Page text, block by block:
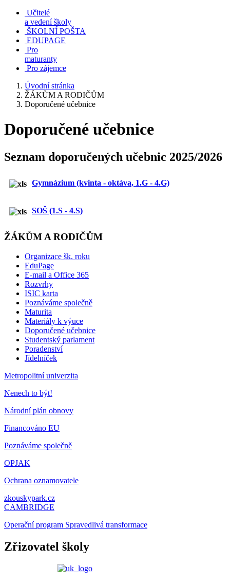
Učitelé
a vedení školy
ŠKOLNÍ POŠTA
EDUPAGE
Pro
maturanty
Pro zájemce
Úvodní stránka
ŽÁKŮM A RODIČŮM
Doporučené učebnice
Doporučené učebnice
Seznam doporučených učebnic 2025/2026
Gymnázium (kvinta - oktáva, 1.G - 4.G)
SOŠ (1.S - 4.S)
ŽÁKŮM A RODIČŮM
Organizace šk. roku
EduPage
E-mail a Office 365
Rozvrhy
ISIC karta
Poznáváme společně
Maturita
Materiály k výuce
Doporučené učebnice
Studentský parlament
Poradenství
Jídelníček
Metropolitní univerzita
Nenech to být!
Národní plán obnovy
Financováno EU
Poznáváme společně
OPJAK
Ochrana oznamovatele
zkouskypark.cz
CAMBRIDGE
Operační program Spravedlivá transformace
Zřizovatel školy